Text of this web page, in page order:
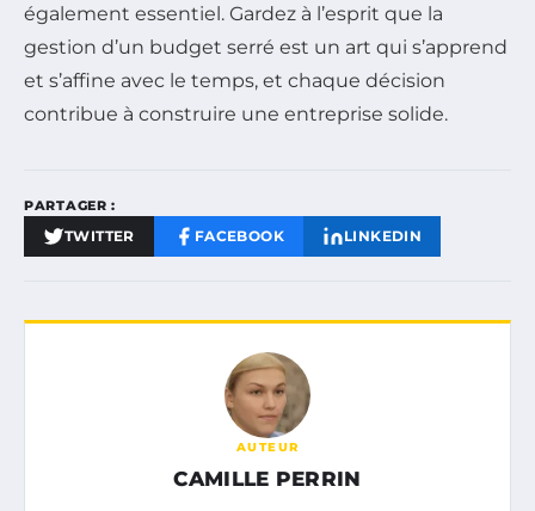
également essentiel. Gardez à l’esprit que la
gestion d’un budget serré est un art qui s’apprend
et s’affine avec le temps, et chaque décision
contribue à construire une entreprise solide.
PARTAGER :
TWITTER FACEBOOK LINKEDIN
AUTEUR
CAMILLE PERRIN